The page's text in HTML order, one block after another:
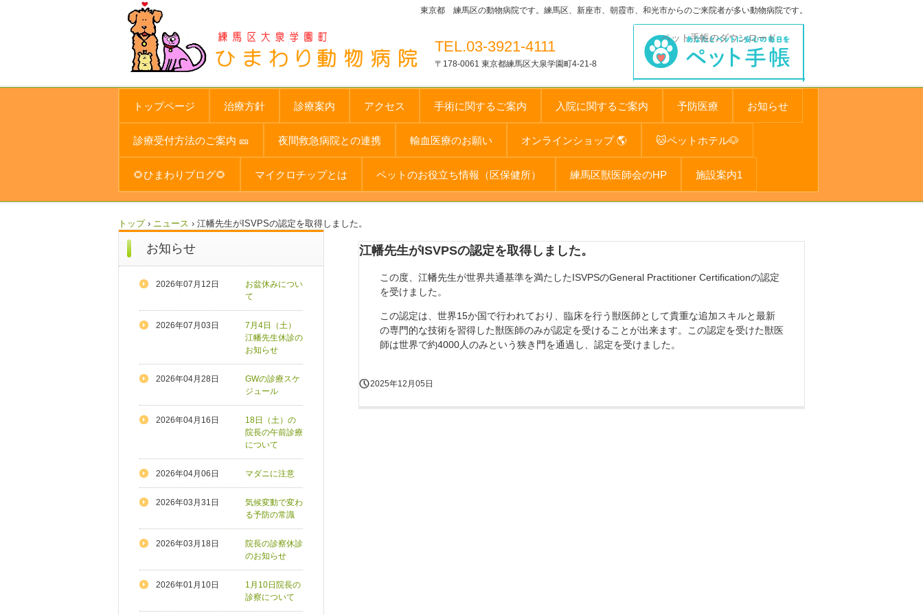
東京都 練馬区の動物病院です。練馬区、新座市、朝霞市、和光市からのご来院者が多い動物病院です。
TEL.03-3921-4111
〒178-0061 東京都練馬区大泉学園町4-21-8
ペット手帳のダウンロード
トップページ 治療方針 診療案内 アクセス 手術に関するご案内 入院に関するご案内 予防医療 お知らせ
診療受付方法のご案内 🎫 夜間救急病院との連携 輸血医療のお願い オンラインショップ 🌎 🐱ペットホテル🐶
🌻ひまわりブログ🌻 マイクロチップとは ペットのお役立ち情報（区保健所） 練馬区獣医師会のHP 施設案内1
トップ › ニュース › 江幡先生がISVPSの認定を取得しました。
江幡先生がISVPSの認定を取得しました。
この度、江幡先生が世界共通基準を満たしたISVPSのGeneral Practitioner Certificationの認定
を受けました。
この認定は、世界15か国で行われており、臨床を行う獣医師として貴重な追加スキルと最新
の専門的な技術を習得した獣医師のみが認定を受けることが出来ます。この認定を受けた獣医
師は世界で約4000人のみという狭き門を通過し、認定を受けました。
2025年12月05日
お知らせ
2026年07月12日
お盆休みについ
て
2026年07月03日
7月4日（土）
江幡先生休診の
お知らせ
2026年04月28日
GWの診療スケ
ジュール
2026年04月16日
18日（土）の
院長の午前診療
について
2026年04月06日 マダニに注意
2026年03月31日
気候変動で変わ
る予防の常識
2026年03月18日
院長の診察休診
のお知らせ
2026年01月10日
1月10日院長の
診察について